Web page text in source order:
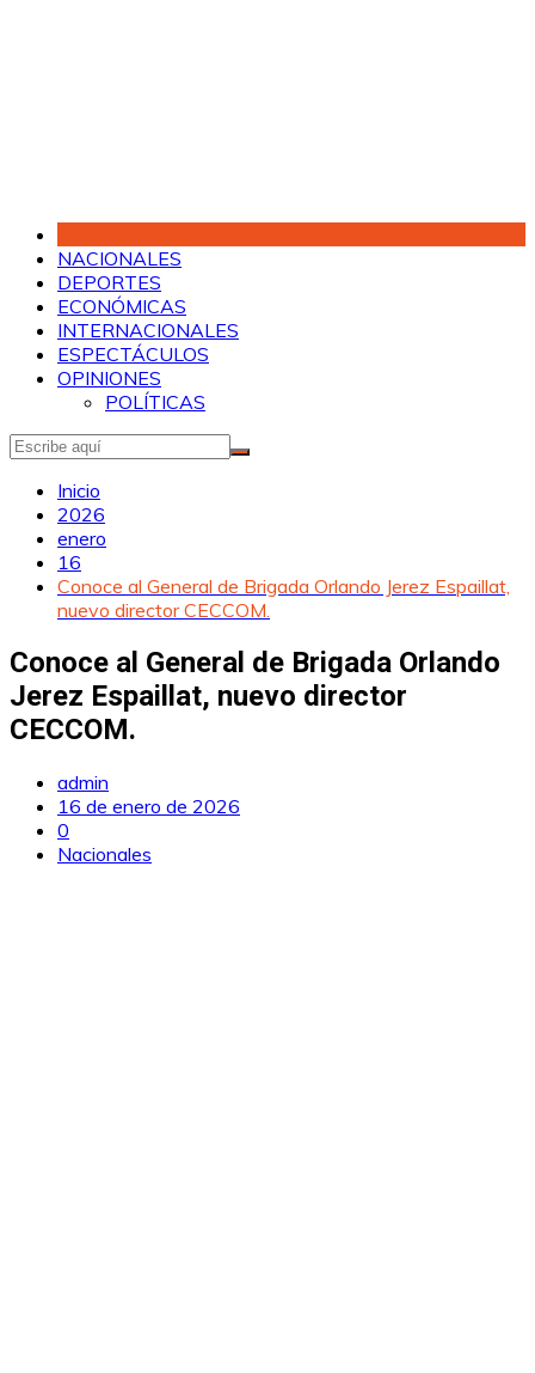
NACIONALES
DEPORTES
ECONÓMICAS
INTERNACIONALES
ESPECTÁCULOS
OPINIONES
POLÍTICAS
Inicio
2026
enero
16
Conoce al General de Brigada Orlando Jerez Espaillat,
nuevo director CECCOM.
Conoce al General de Brigada Orlando
Jerez Espaillat, nuevo director
CECCOM.
admin
16 de enero de 2026
0
Nacionales